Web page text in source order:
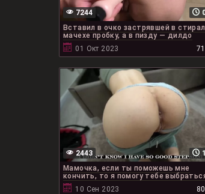
7244
Вставил в очко застрявшей в
мачехе пробку, а в пизду — дилдо
01 Окт 2023
2443
Мамочка, если ты поможешь мне
кончить, то я помогу тебе
10 Сен 2023